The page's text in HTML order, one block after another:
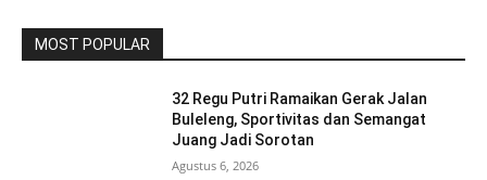
MOST POPULAR
32 Regu Putri Ramaikan Gerak Jalan
Buleleng, Sportivitas dan Semangat
Juang Jadi Sorotan
Agustus 6, 2026